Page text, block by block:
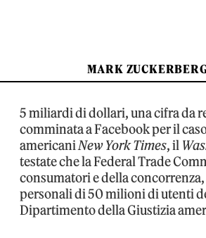
MARK
5 miliardi di dollari, una cifra da
comminata a Facebook per il
americaniNew York Times, il
testate che la Federal Trade
consumatori e della
personali di 50 milioni di utenti
Dipartimento della Giustizia